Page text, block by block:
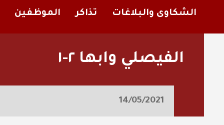
الشكاوى والبلاغات تذاكر الموظفين
الفيصلي وابها ٢-١
14/05/2021